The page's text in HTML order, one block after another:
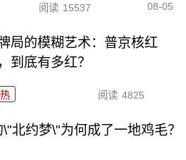
阅读 15537 08-05
局的模糊艺术：普京核红
到底有多红？
阅读 4825
北约梦\"为何成了一地鸡毛？